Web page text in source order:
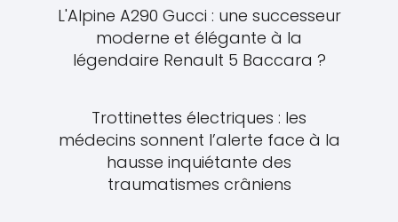
L'Alpine A290 Gucci : une successeur
moderne et élégante à la
légendaire Renault 5 Baccara ?
Trottinettes électriques : les
médecins sonnent l’alerte face à la
hausse inquiétante des
traumatismes crâniens